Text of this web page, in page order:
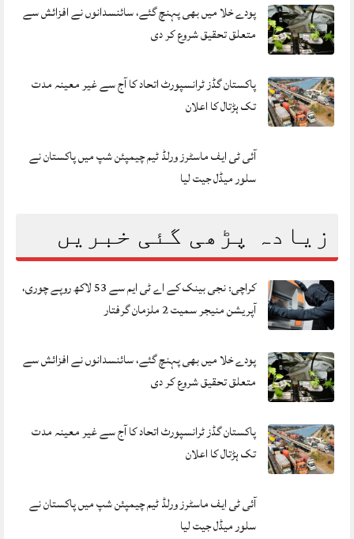
پودے خلا میں بھی پہنچ گئے، سائنسدانوں نے افزائش سے
متعلق تحقیق شروع کر دی
پاکستان گڈز ٹرانسپورٹ اتحاد کا آج سے غیر معینہ مدت
تک ہڑتال کا اعلان
آئی ٹی ایف ماسٹرز ورلڈ ٹیم چیمپئن شپ میں پاکستان نے
سلور میڈل جیت لیا
زیادہ پڑھی گئی خبریں
کراچی: نجی بینک کے اے ٹی ایم سے 53 لاکھ روپے چوری،
آپریشن منیجر سمیت 2 ملزمان گرفتار
پودے خلا میں بھی پہنچ گئے، سائنسدانوں نے افزائش سے
متعلق تحقیق شروع کر دی
پاکستان گڈز ٹرانسپورٹ اتحاد کا آج سے غیر معینہ مدت
تک ہڑتال کا اعلان
آئی ٹی ایف ماسٹرز ورلڈ ٹیم چیمپئن شپ میں پاکستان نے
سلور میڈل جیت لیا